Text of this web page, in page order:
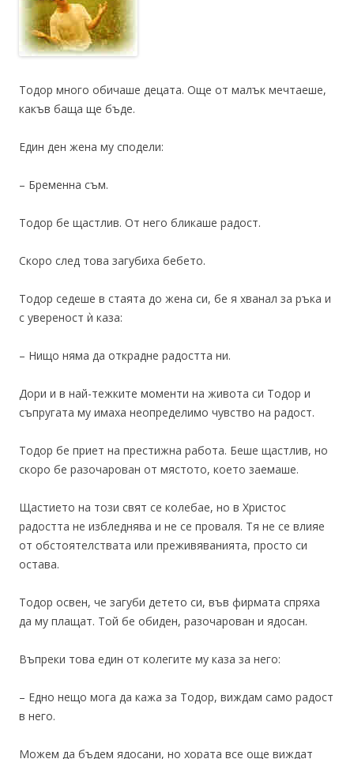
Тодор много обичаше децата. Още от малък мечтаеше,
какъв баща ще бъде.
Един ден жена му сподели:
– Бременна съм.
Тодор бе щастлив. От него бликаше радост.
Скоро след това загубиха бебето.
Тодор седеше в стаята до жена си, бе я хванал за ръка и
с увереност ѝ каза:
– Нищо няма да открадне радостта ни.
Дори и в най-тежките моменти на живота си Тодор и
съпругата му имаха неопределимо чувство на радост.
Тодор бе приет на престижна работа. Беше щастлив, но
скоро бе разочарован от мястото, което заемаше.
Щастието на този свят се колебае, но в Христос
радостта не избледнява и не се проваля. Тя не се влияе
от обстоятелствата или преживяванията, просто си
остава.
Тодор освен, че загуби детето си, във фирмата спряха
да му плащат. Той бе обиден, разочарован и ядосан.
Въпреки това един от колегите му каза за него:
– Едно нещо мога да кажа за Тодор, виждам само радост
в него.
Можем да бъдем ядосани, но хората все още виждат